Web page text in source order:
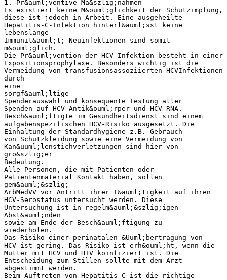
1. Pr&auml;ventive Ma&szlig;nahmen
Es existiert keine M&ouml;glichkeit der Schutzimpfung,
diese ist jedoch in Arbeit. Eine ausgeheilte
Hepatitis-C-Infektion hinterl&auml;sst keine
lebenslange
Immunit&auml;t; Neuinfektionen sind somit
m&ouml;glich.
Die Pr&auml;vention der HCV-Infektion besteht in einer
Expositionsprophylaxe. Besonders wichtig ist die
Vermeidung von transfusionsassoziierten HCVInfektionen
durch
eine
sorgf&auml;ltige
Spenderauswahl und konsequente Testung aller
Spenden auf HCV-Antik&ouml;rper und HCV-RNA.
Besch&auml;ftigte im Gesundheitsdienst sind einem
aufgabenspezifischen HCV-Risiko ausgesetzt. Die
Einhaltung der Standardhygiene z.B. Gebrauch
von Schutzkleidung sowie eine Vermeidung von
Kan&uuml;lenstichverletzungen sind hier von
gro&szlig;er
Bedeutung.
Alle Personen, die mit Patienten oder
Patientenmaterial Kontakt haben, sollen
gem&auml;&szlig;
ArbMedVV vor Antritt ihrer T&auml;tigkeit auf ihren
HCV-Serostatus untersucht werden. Diese
Untersuchung ist in regelm&auml;&szlig;igen
Abst&auml;nden
sowie am Ende der Besch&auml;ftigung zu
wiederholen.
Das Risiko einer perinatalen &Uuml;bertragung von
HCV ist gering. Das Risiko ist erh&ouml;ht, wenn die
Mutter mit HCV und HIV koinfiziert ist. Die
Entscheidung zum Stillen sollte mit dem Arzt
abgestimmt werden.
Beim Auftreten von Hepatitis-C ist die richtige